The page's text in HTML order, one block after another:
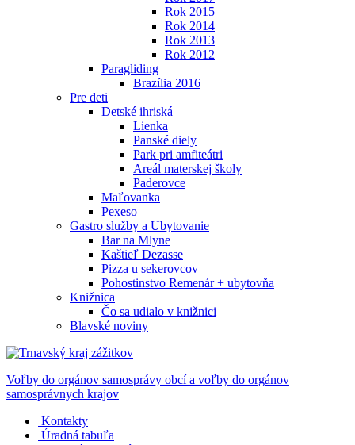
Rok 2015
Rok 2014
Rok 2013
Rok 2012
Paragliding
Brazília 2016
Pre deti
Detské ihriská
Lienka
Panské diely
Park pri amfiteátri
Areál materskej školy
Paderovce
Maľovanka
Pexeso
Gastro služby a Ubytovanie
Bar na Mlyne
Kaštieľ Dezasse
Pizza u sekerovcov
Pohostinstvo Remenár + ubytovňa
Knižnica
Čo sa udialo v knižnici
Blavské noviny
Voľby do orgánov samosprávy obcí a voľby do orgánov
samosprávnych krajov
Kontakty
Úradná tabuľa